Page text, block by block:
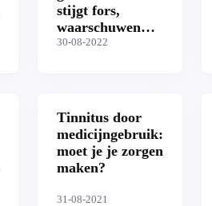
stijgt fors,
waarschuwen
experts
30-08-2022
Tinnitus door
medicijngebruik:
moet je je zorgen
maken?
31-08-2021